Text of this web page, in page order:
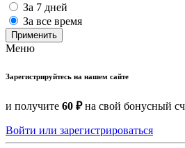
За 7 дней
За все время
Применить
Меню
Зарегистрируйтесь на нашем сайте
и получите 60 ₽на свой бонусный
Войти или зарегистрироваться